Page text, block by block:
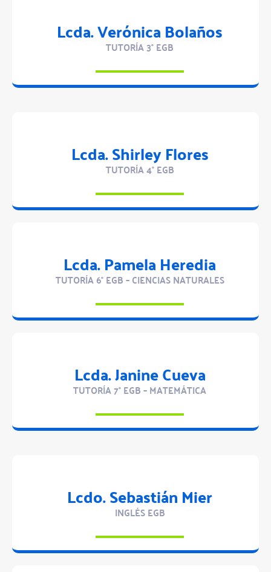
Lcda. Verónica Bolaños
TUTORÍA 3° EGB
Lcda. Shirley Flores
TUTORÍA 4° EGB
Lcda. Pamela Heredia
TUTORÍA 6° EGB – CIENCIAS NATURALES
Lcda. Janine Cueva
TUTORÍA 7° EGB – MATEMÁTICA
Lcdo. Sebastián Mier
INGLÉS EGB